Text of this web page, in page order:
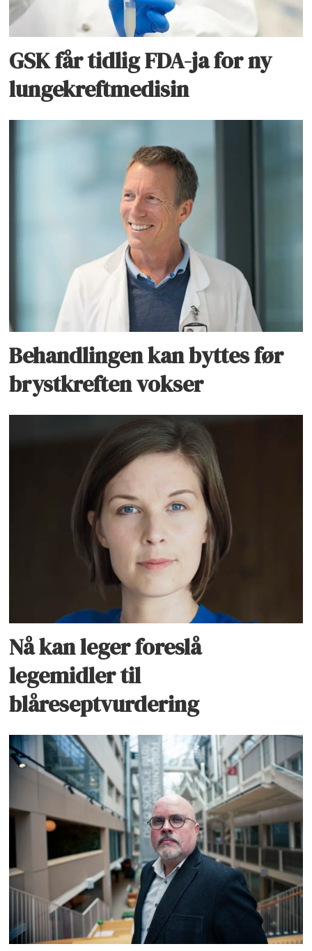
GSK får tidlig FDA-ja for ny
lungekreftmedisin
Behandlingen kan byttes før
brystkreften vokser
Nå kan leger foreslå
legemidler til
blåreseptvurdering